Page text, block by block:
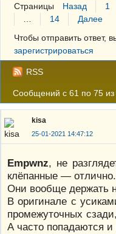
Страницы Назад 1
14
Далее
Чтобы отправить ответ,
зарегистрироваться
RSS
Сообщений с 61 по 75 из
kisa
25-01-2021 14:47:12
Empwnz, не
клёпанные —
Они вообще держать
В оригинале с
промежуточных
А часто попадаются